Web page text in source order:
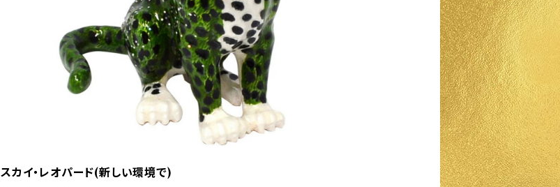
スカイ・レオパード(新しい環境で)